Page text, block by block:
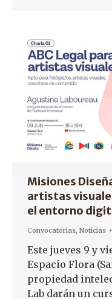
Misiones
artistas
el entorno
Convocatorias, Noticias
Este jueves 9 y
Espacio Flora
propiedad
Lab darán un